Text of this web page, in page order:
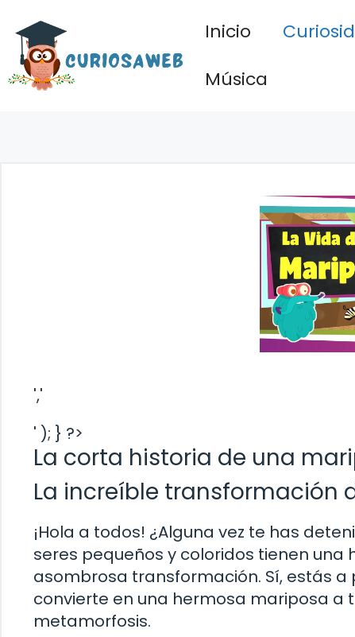
contenido
Inicio
Música
','
' ); } ?>
La corta historia de una
La increíble transformación
¡Hola a todos! ¿Alguna vez te has
seres pequeños y coloridos tienen
asombrosa transformación. Sí, estás
convierte en una hermosa mariposa a
metamorfosis.